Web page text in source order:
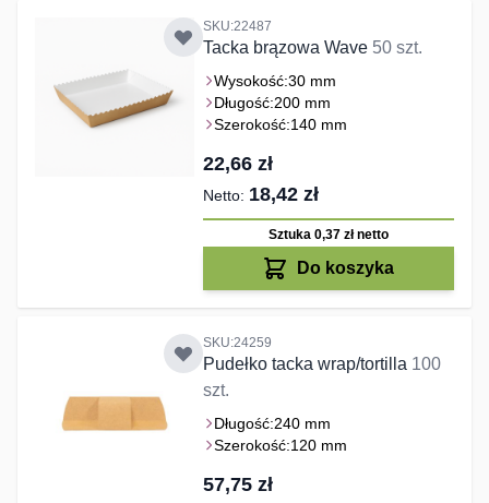
SKU:22487
Tacka brązowa Wave 50 szt.
Wysokość:30 mm
Długość:200 mm
Szerokość:140 mm
22,66 zł
18,42 zł
Sztuka 0,37 złnetto
Do koszyka
SKU:24259
Pudełko tacka wrap/tortilla 100
szt.
Długość:240 mm
Szerokość:120 mm
57,75 zł